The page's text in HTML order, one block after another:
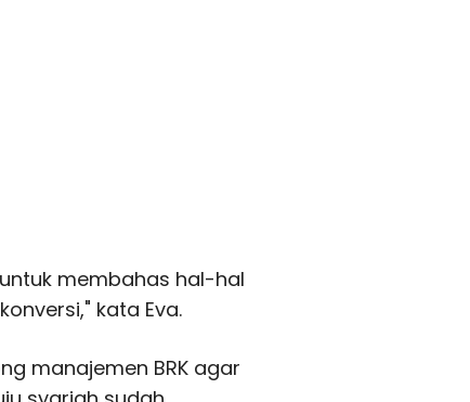
membahas hal-hal
kata Eva.
manajemen BRK agar